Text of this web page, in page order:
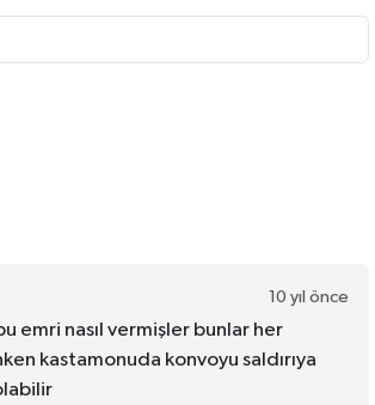
10 yıl önce
emri nasıl vermişler bunlar her
kastamonuda konvoyu saldırıya